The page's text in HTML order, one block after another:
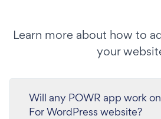
Learn more about how to
your
Will any POWR app work
For WordPress website?